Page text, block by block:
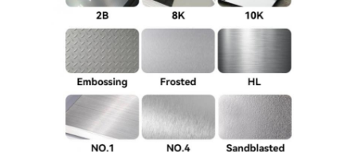
صفائح الفولاذ المقاوم للصدأ المدرفلة على البارد
لفائف الفولاذ المقاوم للصدأ المدرفلة على البارد
ورقة الفولاذ المقاوم للصدأ المدرفلة على الساخن
لفائف الفولاذ المقاوم للصدأ المدرفلة على الساخن